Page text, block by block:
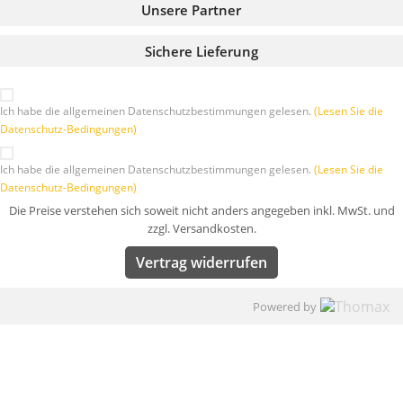
Sichere Lieferung
Unsere Partner
Ich habe die allgemeinen Datenschutzbestimmungen gelesen. (Lesen Sie die
Datenschutz-Bedingungen)
Ich habe die allgemeinen Datenschutzbestimmungen gelesen. (Lesen Sie die
Datenschutz-Bedingungen)
Die Preise verstehen sich soweit nicht anders angegeben inkl. MwSt. und
zzgl. Versandkosten.
Vertrag widerrufen
Powered by